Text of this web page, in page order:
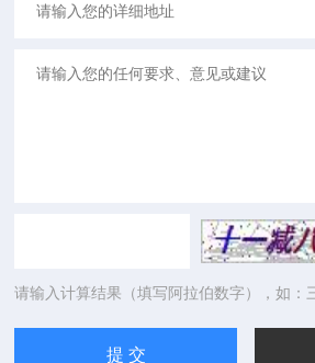
请输入计算结果（填写阿拉伯数字），如：